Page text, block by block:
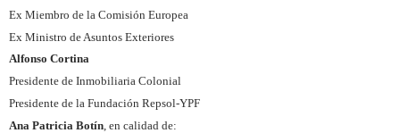
Ex Miembro de la Comisión Europea
Ex Ministro de Asuntos Exteriores
Alfonso Cortina
Presidente de Inmobiliaria Colonial
Presidente de la Fundación Repsol-YPF
Ana Patricia Botín, en calidad de: